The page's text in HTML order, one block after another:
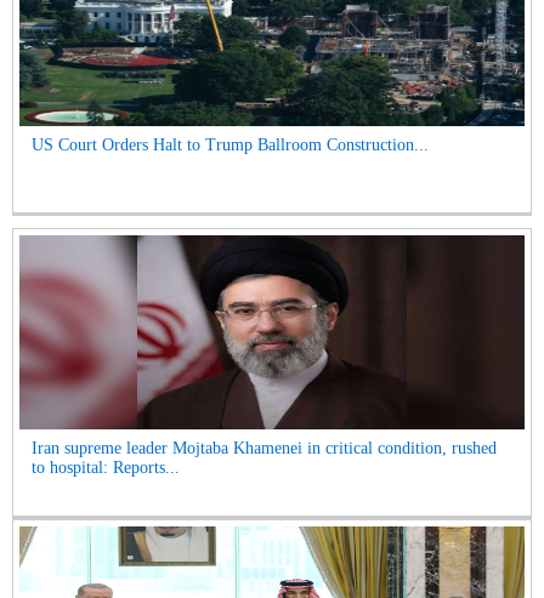
US Court Orders Halt to Trump Ballroom Construction...
Iran supreme leader Mojtaba Khamenei in critical condition, rushed
to hospital: Reports...